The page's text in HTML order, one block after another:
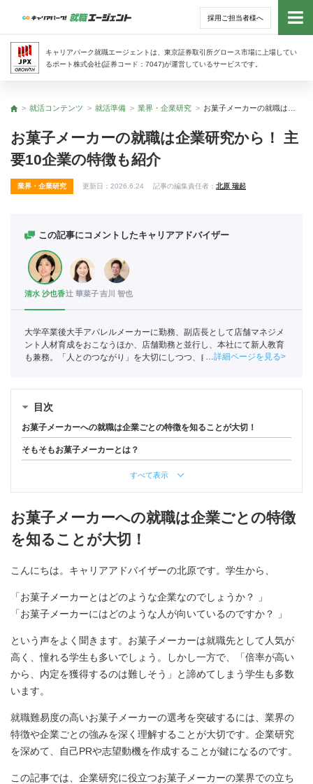
採用ご担当者様へ
キャリアパーク就職エージェントは、東京証券取引所グロース市場に上場してい
るポート株式会社(証券コード：7047)が運営しているサービスです。
トッ
トップ
就活コンテンツ 就活準備 業界・企業研究
お菓子メーカーの就職は企業研究から！ 主
要10企業の特徴も紹介
業界・企業研究 更新日： 2026.6.24 記事の編集責任者： 北原 瑞起
この記事にコメントしたキャリアアドバイザー
清水 沙也香辻 華菜子吉川 智也
大学卒業後大手アパレルメーカーに勤務、副店長として店舗マネジメ
ント人材育成をおこなうほか、店舗勤務と並行し、本社にて新人教育
も兼務。「人とのつながり」を大切にしつつ、自分の長いキャリアを
詳細ページを見る
目次
お菓子メーカーへの就職は企業ごとの特徴を知ることが大切！
そもそもお菓子メーカーとは？
すべて表示
お菓子メーカーへの就職は企業ごとの特徴
を知ることが大切！
こんにちは。キャリアアドバイザーの北原です。学生から、
「お菓子メーカーとはどのような企業なのでしょうか？ 」
「お菓子メーカーにはどのような人が向いているのですか？ 」
という声をよく聞きます。お菓子メーカーは就職先として人気が
高く、憧れる学生も多いでしょう。しかし一方で、「倍率が高い
から、内定を獲得するのは難しそう」と諦めてしまう学生も多数
います。
就職難易度の高いお菓子メーカーの選考を突破するには、業界の
特徴や企業ごとの強みを深く理解することが大切です。企業研究
を深めて、自己PRや志望動機を作成することが鍵になるのです。
この記事では、企業研究に役立つお菓子メーカーの業界での立ち